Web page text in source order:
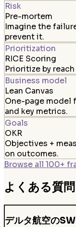
Risk
Pre-mortem
Imagine the
prevent it.
Prioritization
RICE Scoring
Prioritize by
Business model
Lean Canvas
One-page model
and key metrics.
Goals
OKR
Objectives +
on outcomes.
Browse all 100+
よくある質問
デルタ航空の